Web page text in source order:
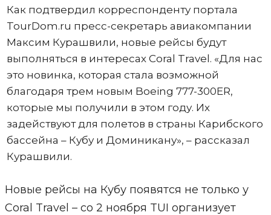
Как подтвердил корреспонденту портала
TourDom.ru пресс-секретарь авиакомпании
Максим Курашвили, новые рейсы будут
выполняться в интересах Coral Travel. «Для нас
это новинка, которая стала возможной
благодаря трем новым Boeing 777-300ER,
которые мы получили в этом году. Их
задействуют для полетов в страны Карибского
бассейна – Кубу и Доминикану», – рассказал
Курашвили.
Новые рейсы на Кубу появятся не только у
Coral Travel – со 2 ноября TUI организует